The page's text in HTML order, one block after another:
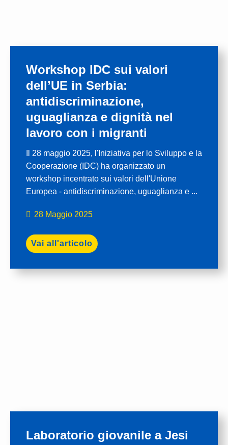
Workshop IDC sui valori
dell’UE in Serbia:
antidiscriminazione,
uguaglianza e dignità nel
lavoro con i migranti
Il 28 maggio 2025, l'Iniziativa per lo Sviluppo e la
Cooperazione (IDC) ha organizzato un
workshop incentrato sui valori dell'Unione
Europea - antidiscriminazione, uguaglianza e ...
28 Maggio 2025
Vai all'articolo
Laboratorio giovanile a Jesi